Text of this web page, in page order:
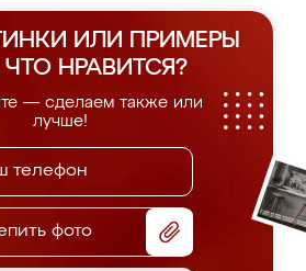
ИЛИ ПРИМЕРЫ
ЧТО НРАВИТСЯ?
— сделаем также или
лучше!
фото